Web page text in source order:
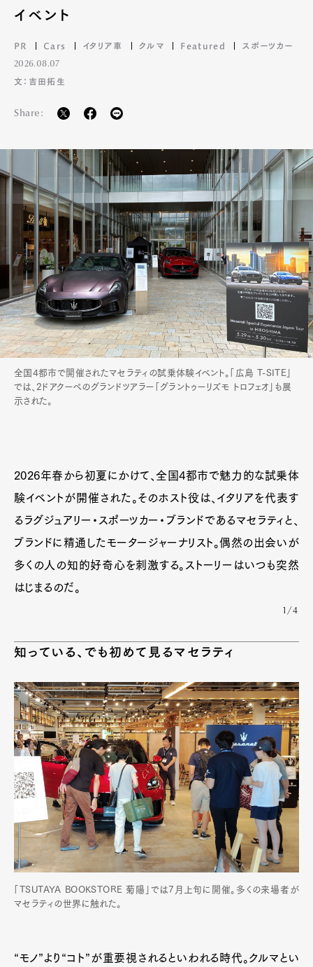
Art&Design WatchFashion
イベント
PR Cars イタリア車 クルマ Featured スポーツカー
2026.08.07
文：吉田拓生
Share:
全国4都市で開催されたマセラティの試乗体験イベント。「広島 T-SITE」
では、2ドアクーペのグランドツアラー「グラントゥーリズモ トロフェオ」も展
示された。
2026年春から初夏にかけて、全国4都市で魅力的な試乗体
験イベントが開催された。そのホスト役は、イタリアを代表す
るラグジュアリー・スポーツカー・ブランドであるマセラティと、
ブランドに精通したモータージャーナリスト。偶然の出会いが
多くの人の知的好奇心を刺激する。ストーリーはいつも突然
はじまるのだ。
1/4
知っている、でも初めて見るマセラティ
「TSUTAYA BOOKSTORE 菊陽」では7月上旬に開催。多くの来場者が
マセラティの世界に触れた。
“モノ”より“コト”が重要視されるといわれる時代。クルマとい